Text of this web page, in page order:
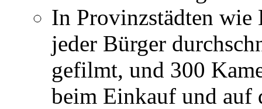
In Provinzstädten
jeder Bürger
gefilmt, und 300
beim Einkauf und auf